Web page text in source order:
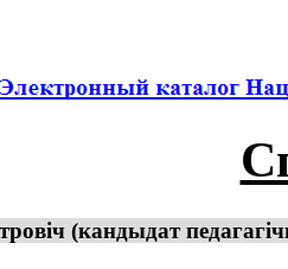
(кандыдат